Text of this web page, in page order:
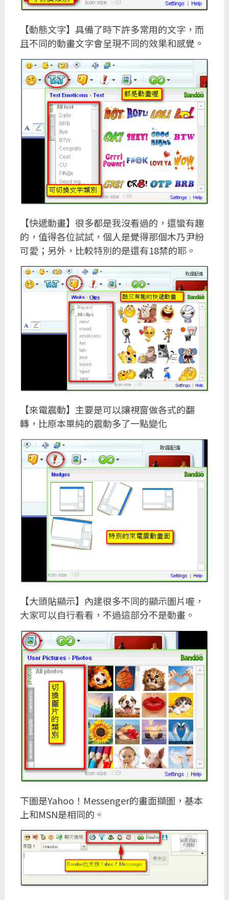
【動態文字】具備了時下許多常用的文字，而
且不同的動畫文字會呈現不同的效果和感覺。
【快遞動畫】很多都是我沒看過的，還蠻有趣
的，值得各位試試，個人是覺得那個木乃尹粉
可愛；另外，比較特別的是還有18禁的耶。
【來電震動】主要是可以讓視窗做各式的翻
轉，比原本單純的震動多了一點變化
【大頭貼顯示】內建很多不同的顯示圖片喔，
大家可以自行看看，不過這部分不是動畫。
下圖是Yahoo！Messenger的畫面擷圖，基本
上和MSN是相同的。